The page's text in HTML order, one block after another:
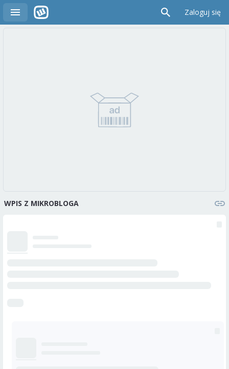
Zaloguj się
WPIS Z MIKROBLOGA